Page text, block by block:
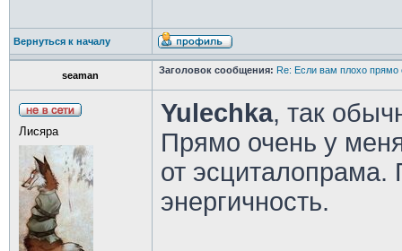
Вернуться к началу
seaman Заголовок сообщения: Re: Если вам плохо прямо
Лисяра
Yulechka, так
Прямо очень у
от эсциталопрама.
энергичность.